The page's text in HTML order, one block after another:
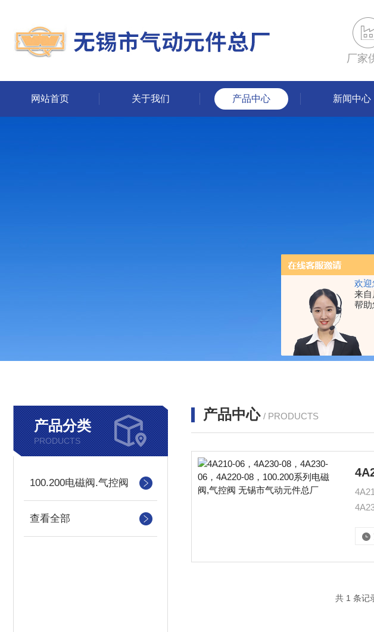
欢迎
来自
帮助
厂家
网站首页 关于我们 产品中心 新闻中心
产品分类
PRODUCTS
100.200电磁阀.气控阀
查看全部
产品中心 / PRODUCTS
共 1 条记